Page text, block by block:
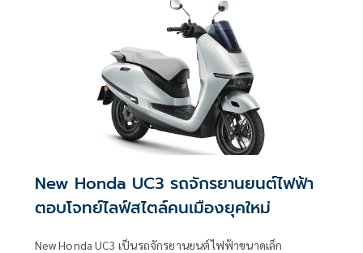
New Honda UC3 รถจักรยานยนต์ไฟฟ้า
ตอบโจทย์ไลฟ์สไตล์คนเมืองยุคใหม่
New Honda UC3 เป็นรถจักรยานยนต์ไฟฟ้าขนาดเล็ก